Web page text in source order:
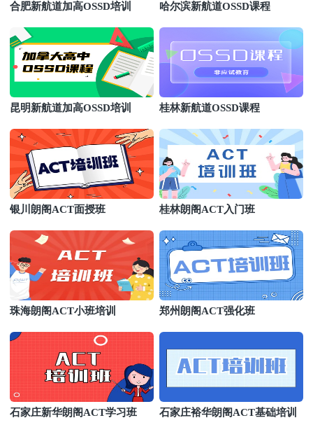
合肥新航道加高OSSD培训 哈尔滨新航道OSSD课程
昆明新航道加高OSSD培训 桂林新航道OSSD课程
银川朗阁ACT面授班 桂林朗阁ACT入门班
珠海朗阁ACT小班培训 郑州朗阁ACT强化班
石家庄新华朗阁ACT学习班 石家庄裕华朗阁ACT基础培训